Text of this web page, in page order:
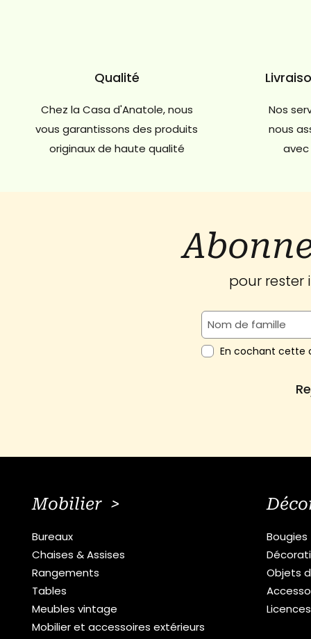
Qualité
Chez la Casa d'Anatole, nous
vous garantissons des produits
originaux de haute qualité
Nos
nous
avec
pour rester
En cochant cette
Mobilier >
Bureaux
Chaises & Assises
Rangements
Tables
Meubles vintage
Mobilier et accessoires extérieurs
Bougies
Objets